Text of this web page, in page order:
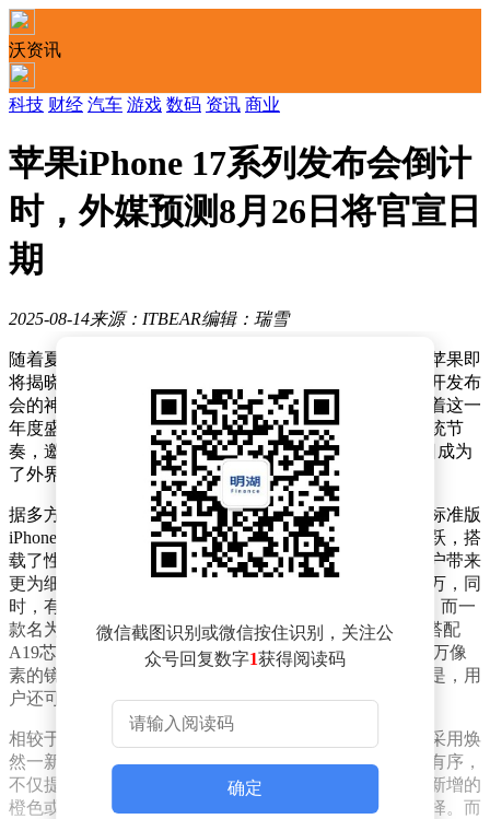
沃资讯
科技 财经 汽车 游戏 数码 资讯 商业
苹果iPhone 17系列发布会倒计
时，外媒预测8月26日将官宣日
期
2025-08-14来源：ITBEAR编辑：瑞雪
随着夏日的余温渐渐消散，科技界的焦点正逐渐汇聚于苹果即
将揭晓的新品——iPhone 17系列。尽管苹果官方尚未揭开发布
会的神秘面纱，但多方消息已如春风般悄然传递，预示着这一
年度盛事或将于9月9日星期二盛大开启。按照苹果的传统节
奏，邀请函的发布通常紧随活动前两周，因此，8月26日成为
了外界普遍预测的官方宣布之日。
据多方爆料，iPhone 17系列将携一系列重大革新而来。标准版
iPhone 17虽在设计上延续前代风采，但内核却实现了飞跃，搭
载了性能更为强劲的A19芯片。其6.3英寸显示屏将为用户带来
更为细腻的视觉体验，前置摄像头像素更是跃升至2400万，同
时，有望加入120Hz刷新率的行列，进一步提升流畅度。而一
款名为17 Air的新成员，则以轻薄著称，6.6英寸的屏幕搭配
A19芯片与12GB运存，后置单摄虽简约却不简单，4800万像
素的镜头足以捕捉生活中的每一个精彩瞬间，更贴心的是，用
户还可选配电池保护壳，为续航增添一份保障。
相较于标准版，iPhone 17 Pro系列则更显不凡。Pro版将采用焕
然一新的后置摄像头模组，三颗4800万像素的镜头排列有序，
不仅提升了摄影能力，更在外观上增添了几分未来感。新增的
橙色或铜色选项，无疑为追求个性的用户提供了更多选择。而
微信截图识别或微信按住识别，关注公
众号回复数字1获得阅读码
确定